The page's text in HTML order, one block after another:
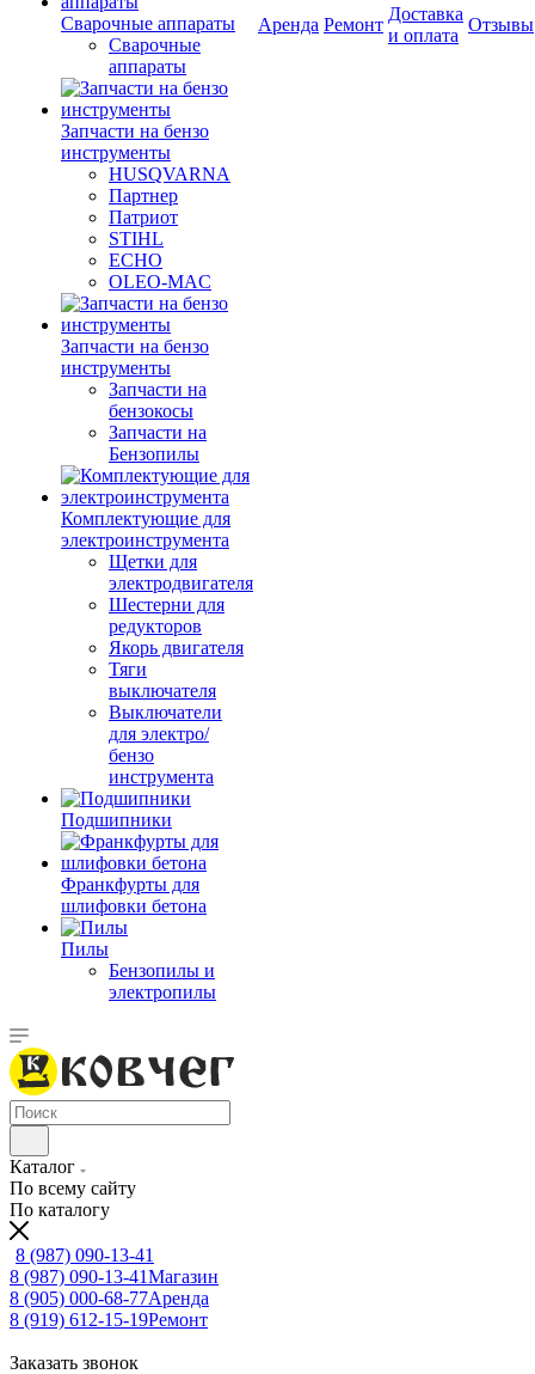
Сварочные аппараты
Сварочные
аппараты
Запчасти на бензо
инструменты
HUSQVARNA
Партнер
Патриот
STIHL
ECHO
OLEO-MAC
Запчасти на бензо
инструменты
Запчасти на
бензокосы
Запчасти на
Бензопилы
Комплектующие для
электроинструмента
Щетки для
электродвигателя
Шестерни для
редукторов
Якорь двигателя
Тяги
выключателя
Выключатели
для электро/
бензо
инструмента
Подшипники
Франкфурты для
шлифовки бетона
Пилы
Бензопилы и
электропилы
Аренда Ремонт
Доставка
и оплата
Отзывы
Каталог
По всему сайту
По каталогу
8 (987) 090-13-41
8 (987) 090-13-41Магазин
8 (905) 000-68-77Аренда
8 (919) 612-15-19Ремонт
Заказать звонок